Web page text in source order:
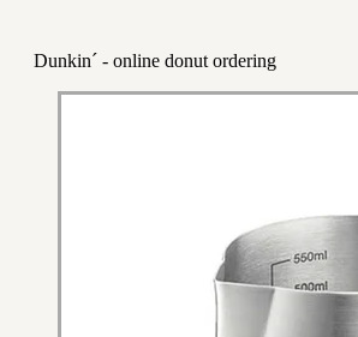
Dunkin´ - online donut ordering